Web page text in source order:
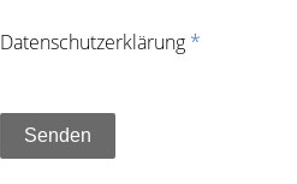
Datenschutz­erklärung *